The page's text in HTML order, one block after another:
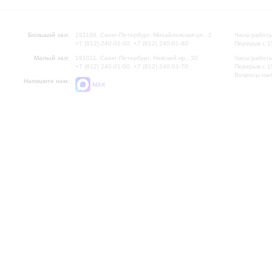
Большой зал:
191186, Санкт-Петербург, Михайловская ул., 2
+7 (812) 240-01-00, +7 (812) 240-01-80
Малый зал:
191011, Санкт-Петербург, Невский пр., 30
+7 (812) 240-01-00, +7 (812) 240-01-70
Напишите нам:
MAX
Часы
Перерыв с
Часы
Перерыв с
Вопросы